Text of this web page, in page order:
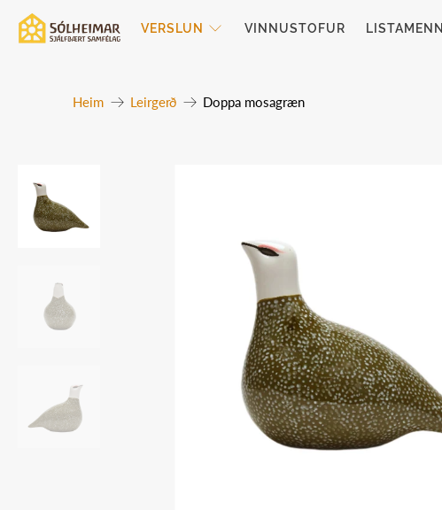
VERSLUN VINNUSTOFUR LISTAMENN
Heim Leirgerð Doppa mosagræn